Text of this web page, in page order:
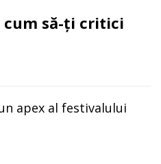
cum să-ți critici
apex al festivalului